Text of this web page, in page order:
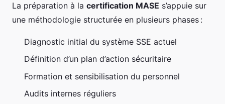
La préparation à la certification MASE s’appuie sur
une méthodologie structurée en plusieurs phases :
Diagnostic initial du système SSE actuel
Définition d’un plan d’action sécuritaire
Formation et sensibilisation du personnel
Audits internes réguliers